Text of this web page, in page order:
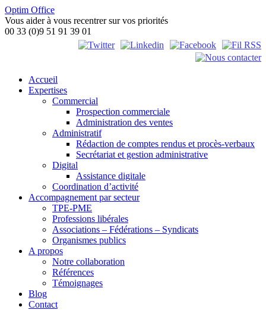
Optim Office
Vous aider à vous recentrer sur vos priorités
00 33 (0)9 51 91 39 01
Accueil
Expertises
Commercial
Prospection commerciale
Administration des ventes
Administratif
Rédaction de comptes rendus et procès-verbaux
Secrétariat et gestion administrative
Digital
Assistance digitale
Coordination d’activité
Accompagnement par secteur
TPE-PME
Professions libérales
Associations – Fédérations – Syndicats
Organismes publics
A propos
Notre collaboration
Références
Témoignages
Blog
Contact